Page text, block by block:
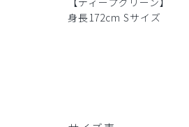
身長172cm Sサイズ